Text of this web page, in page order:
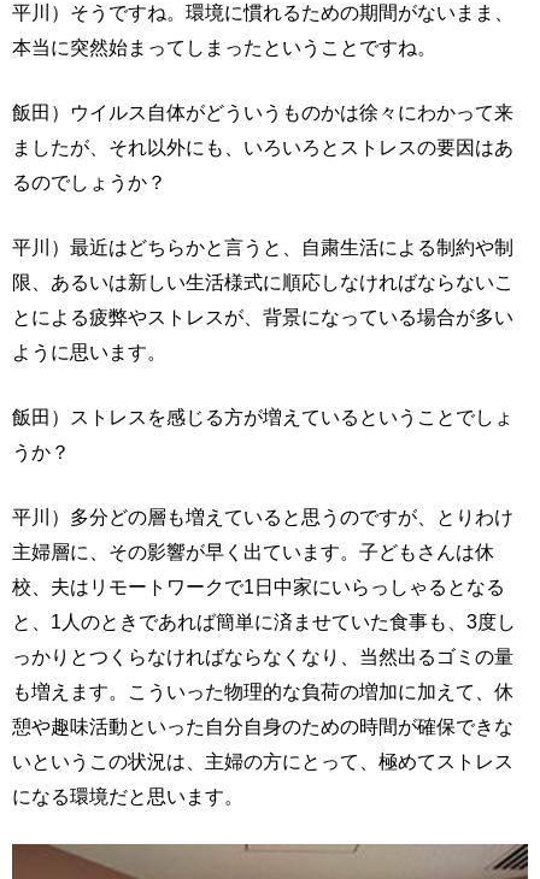
平川）そうですね。環境に慣れるための期間がないまま、
本当に突然始まってしまったということですね。
飯田）ウイルス自体がどういうものかは徐々にわかって来
ましたが、それ以外にも、いろいろとストレスの要因はあ
るのでしょうか？
平川）最近はどちらかと言うと、自粛生活による制約や制
限、あるいは新しい生活様式に順応しなければならないこ
とによる疲弊やストレスが、背景になっている場合が多い
ように思います。
飯田）ストレスを感じる方が増えているということでしょ
うか？
平川）多分どの層も増えていると思うのですが、とりわけ
主婦層に、その影響が早く出ています。子どもさんは休
校、夫はリモートワークで1日中家にいらっしゃるとなる
と、1人のときであれば簡単に済ませていた食事も、3度し
っかりとつくらなければならなくなり、当然出るゴミの量
も増えます。こういった物理的な負荷の増加に加えて、休
憩や趣味活動といった自分自身のための時間が確保できな
いというこの状況は、主婦の方にとって、極めてストレス
になる環境だと思います。